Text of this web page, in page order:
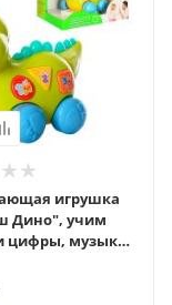
игрушка
Дино", учим
цифры, музыка,
вперед